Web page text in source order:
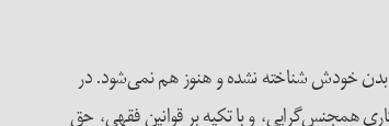
خودش شناخته نشده و هنوز هم نمی‌شود. در
همجنس‌گرایی، و با تکیه بر قوانین فقهی، حقِ